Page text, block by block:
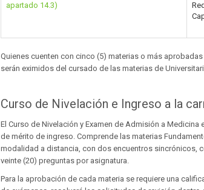
apartado 14.3)
Quienes cuenten con cinco (5) materias o más
serán eximidos del cursado de las materias de
Curso de Nivelación e Ingreso a la
El Curso de Nivelación y Examen de Admisión a
de mérito de ingreso. Comprende las materias
modalidad a distancia, con dos encuentros sincrónicos,
veinte (20) preguntas por asignatura.
Para la aprobación de cada materia se requiere una